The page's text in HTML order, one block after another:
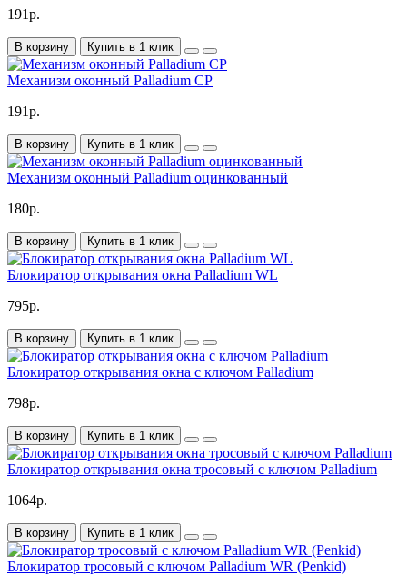
191р.
В корзину Купить в 1 клик
Механизм оконный Palladium CP
191р.
В корзину Купить в 1 клик
Механизм оконный Palladium оцинкованный
180р.
В корзину Купить в 1 клик
Блокиратор открывания окна Palladium WL
795р.
В корзину Купить в 1 клик
Блокиратор открывания окна с ключом Palladium
798р.
В корзину Купить в 1 клик
Блокиратор открывания окна тросовый с ключом Palladium
1064р.
В корзину Купить в 1 клик
Блокиратор тросовый с ключом Palladium WR (Penkid)